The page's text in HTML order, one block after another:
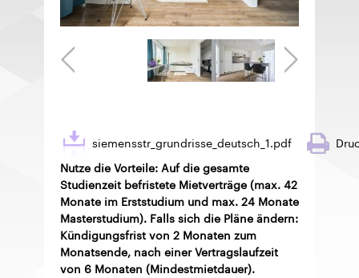
siemensstr_grundrisse_deutsch_1.pdf
Nutze die Vorteile: Auf die gesamte
Studienzeit befristete Mietverträge (max. 42
Monate im Erststudium und max. 24 Monate
Masterstudium). Falls sich die Pläne ändern:
Kündigungsfrist von 2 Monaten zum
Monatsende, nach einer Vertragslaufzeit
von 6 Monaten (Mindestmietdauer).